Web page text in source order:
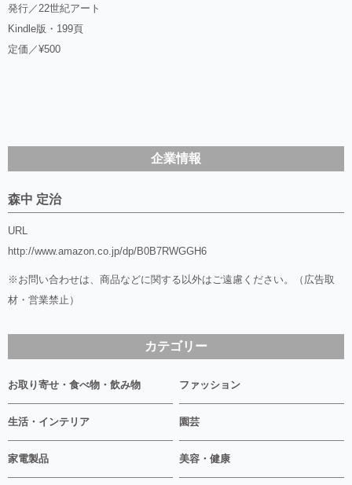
発行／22世紀アート
Kindle版・199頁
定価／¥500
企業情報
森中 定治
URL
http://www.amazon.co.jp/dp/B0B7RWGGH6
※お問い合わせは、商品などに関する以外はご遠慮ください。（広告取
材・営業禁止）
カテゴリー
お取り寄せ・食べ物・飲み物 ファッション
生活・インテリア 園芸
家電製品 美容・健康